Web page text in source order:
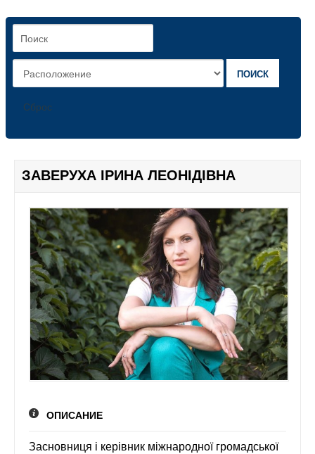
МАРКЕТИНГОВИЙ ЦЕНТР
ВСЕУКРАЇНСЬКИЙ НАУКОВО-ДОСЛІДНИЙ
ЦЕНТР ЕФЕКТИВНОГО УПРАВЛІННЯ
ПРЕЗИДІЯ
ПАРТНЕРИ
СЕРВІСИ
U-NEWS
INFO ROOM
В ЧАС ПІК
UA НОВИНИ
НОВИНИ Ю ІНФО
NEW FORMAT
THE EPOCH TIMES
5 КАНАЛ
КАНАЛ КИЇВ. NEWSROOM
ТЕРНІВСЬКЕ ТЕЛЕБАЧЕННЯ
ЖУРНАЛ `ІНТЕРНАУКА`
ВБФ ЖУРНАЛІСТСЬКА ІНІЦИАТИВА
ПОИСК
Сброс
ЗАВЕРУХА ІРИНА ЛЕОНІДІВНА
ОПИСАНИЕ
Засновниця і керівник міжнародної громадської